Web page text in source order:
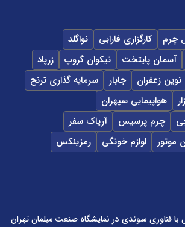
چرم کارگزاری فارابی
نواگلد
آسمان پایتخت نیکوان گروپ
زرپاد
نوین زعفران جابار
سرمایه گذاری ترنج
هواپیمایی سپهران
چرم پرسیس
آریاک سفر
موتور لوازم خونگی رمزینکس
فناوری سوئدی در نمایشگاه صنعت مبلمان تهران